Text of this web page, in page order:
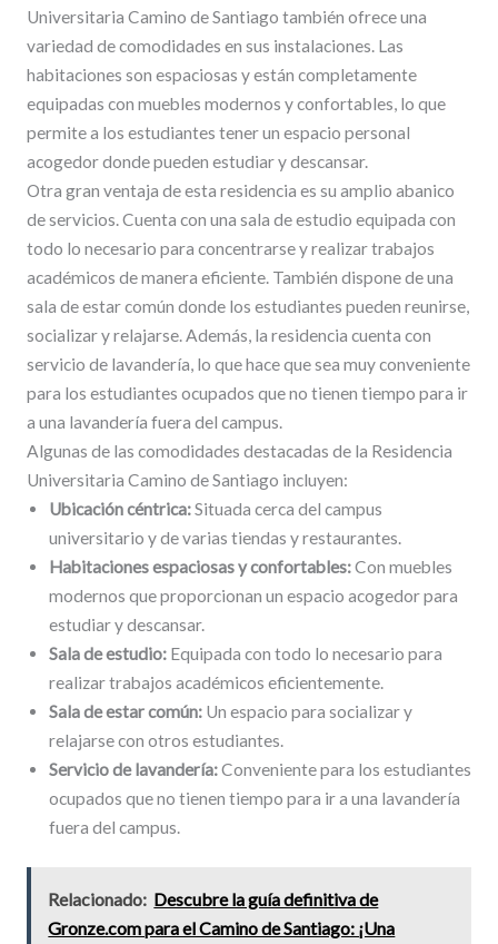
Universitaria Camino de Santiago también ofrece una
variedad de comodidades en sus instalaciones. Las
habitaciones son espaciosas y están completamente
equipadas con muebles modernos y confortables, lo que
permite a los estudiantes tener un espacio personal
acogedor donde pueden estudiar y descansar.
Otra gran ventaja de esta residencia es su amplio abanico
de servicios. Cuenta con una sala de estudio equipada con
todo lo necesario para concentrarse y realizar trabajos
académicos de manera eficiente. También dispone de una
sala de estar común donde los estudiantes pueden reunirse,
socializar y relajarse. Además, la residencia cuenta con
servicio de lavandería, lo que hace que sea muy conveniente
para los estudiantes ocupados que no tienen tiempo para ir
a una lavandería fuera del campus.
Algunas de las comodidades destacadas de la Residencia
Universitaria Camino de Santiago incluyen:
Ubicación céntrica:Situada cerca del campus
universitario y de varias tiendas y restaurantes.
Habitaciones espaciosas y confortables:Con muebles
modernos que proporcionan un espacio acogedor para
estudiar y descansar.
Sala de estudio:Equipada con todo lo necesario para
realizar trabajos académicos eficientemente.
Sala de estar común:Un espacio para socializar y
relajarse con otros estudiantes.
Servicio de lavandería:Conveniente para los estudiantes
ocupados que no tienen tiempo para ir a una lavandería
fuera del campus.
Relacionado: Descubre la guía definitiva de
Gronze.com para el Camino de Santiago: ¡Una